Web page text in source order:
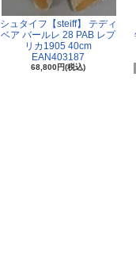
シュタイフ【steiff】 テディ
ベア バールレ 28 PAB レプ
リカ1905 40cm
EAN403187
68,800円(税込)